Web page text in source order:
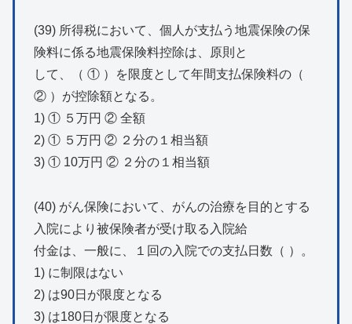
(39) 所得税において、個人が支払う地震保険の保
険料に係る地震保険料控除は、原則と
して、（ ① ）を限度として年間支払保険料の（
② ）が控除額となる。
1) ① ５万円 ② 全額
2) ① ５万円 ② ２分の１相当額
3) ① 10万円 ② ２分の１相当額
(40) がん保険において、がんの治療を目的とする
入院により被保険者が受け取る入院給
付金は、一般に、１回の入院での支払日数（ ）。
1) に制限はない
2) は90日が限度となる
3) は180日が限度となる